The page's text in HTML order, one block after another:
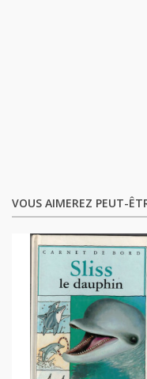
VOUS AIMEREZ PEUT-